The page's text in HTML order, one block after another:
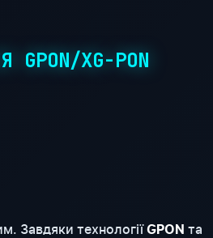
XG-PON
Завдяки технологіїGPON та